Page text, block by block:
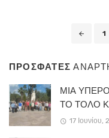
1
ΠΡΟΣΦΑΤΕΣ
ΜΙΑ
ΤΟ ΤΟΛΟ
17 Ιουνίου,